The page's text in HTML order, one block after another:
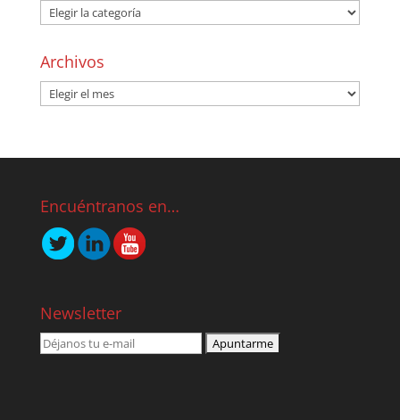
Archivos
Encuéntranos en…
Newsletter